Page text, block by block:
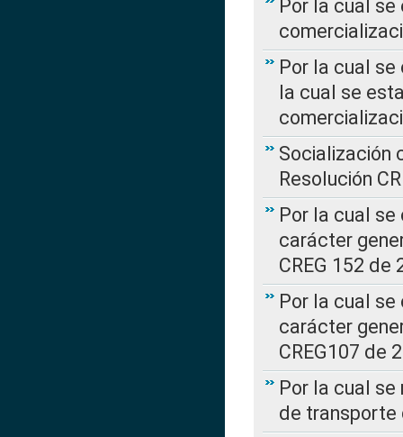
Por la cual
Por la cual se
la cual se
Socialización
Resolución
Por la cual
carácter
CREG 152 de
Por la cual
carácter
CREG107 de
Por la cual
de transporte